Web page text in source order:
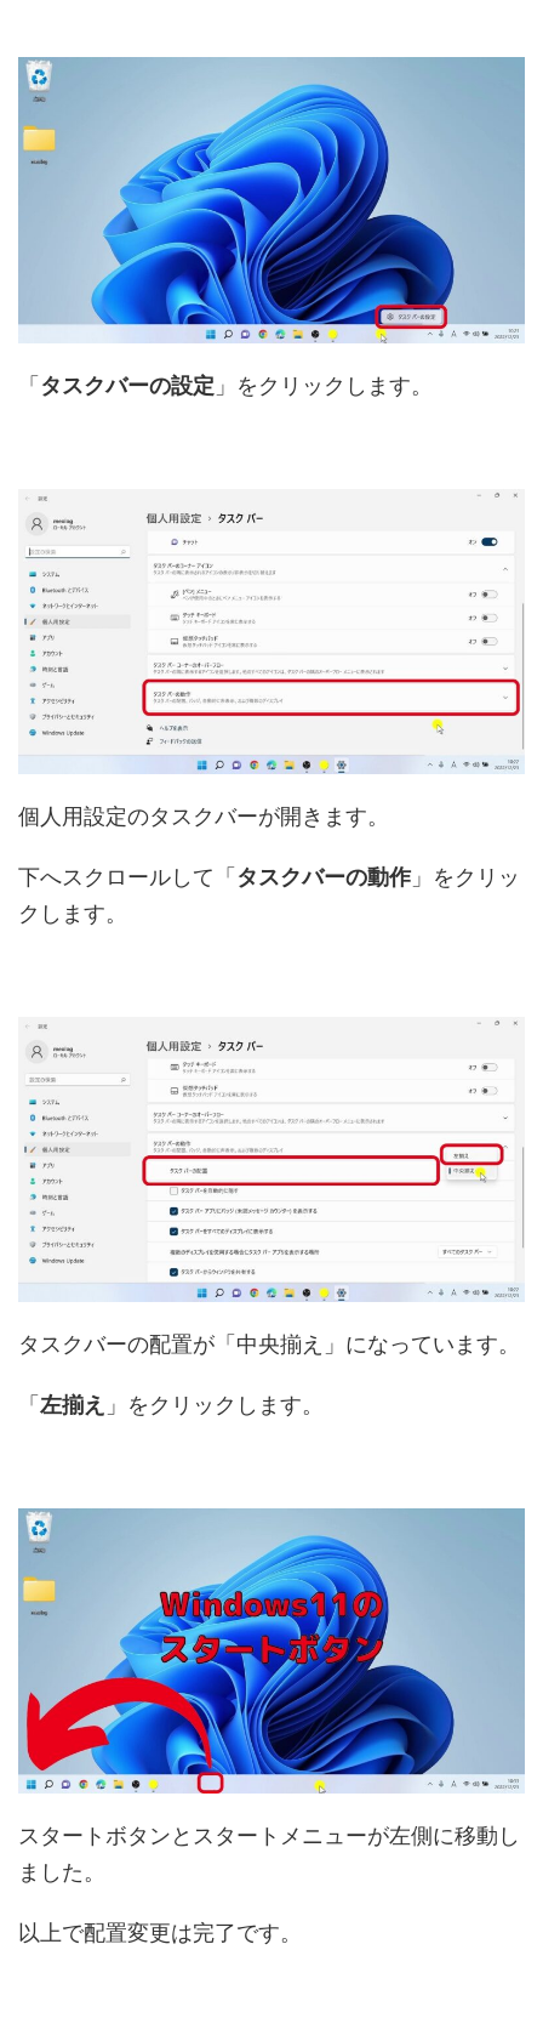
「タスクバーの設定 」をクリックします。
個人用設定のタスクバーが開きます。
下へスクロールして「タスクバーの動作」をクリッ
クします。
タスクバーの配置が「中央揃え」になっています。
「左揃え 」をクリックします。
スタートボタンとスタートメニューが左側に移動し
ました。
以上で配置変更は完了です。